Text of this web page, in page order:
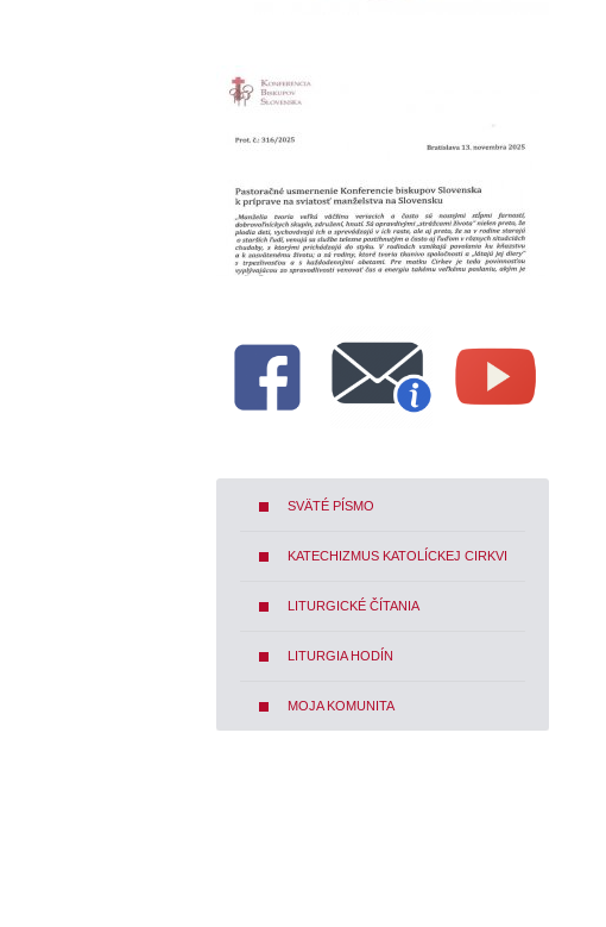
SVÄTÉ PÍSMO
KATECHIZMUS KATOLÍCKEJ CIRKVI
LITURGICKÉ ČÍTANIA
LITURGIA HODÍN
MOJA KOMUNITA